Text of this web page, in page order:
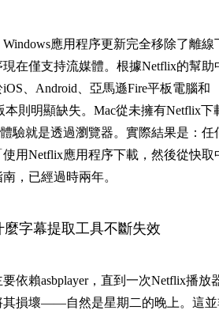
應用程序更新完全移除了離線
在僅支持流媒體。根據Netflix的幫助
、Android、亞馬遜Fire平板電腦和
本則明顯缺失。Mac從未擁有Netflix下
驗就是透過瀏覽器。實際結果是：任
用Netflix應用程序下載，然後從快取
，已經過時兩年。
麼字幕提取工具不斷失效
依賴asbplayer，直到一次Netflix播放
其損壞——自然是星期二的晚上。這並